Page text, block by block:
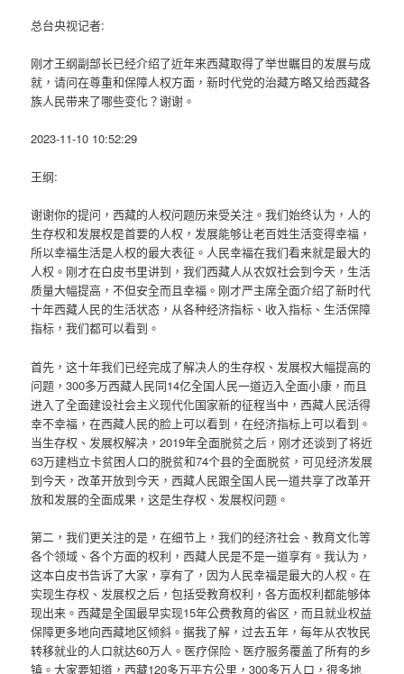
总台央视记者:
刚才王纲副部长已经介绍了近年来西藏取得了举世瞩目的发展与成
就，请问在尊重和保障人权方面，新时代党的治藏方略又给西藏各
族人民带来了哪些变化？谢谢。
2023-11-10 10:52:29
王纲:
谢谢你的提问，西藏的人权问题历来受关注。我们始终认为，人的
生存权和发展权是首要的人权，发展能够让老百姓生活变得幸福，
所以幸福生活是人权的最大表征。人民幸福在我们看来就是最大的
人权。刚才在白皮书里讲到，我们西藏人从农奴社会到今天，生活
质量大幅提高，不但安全而且幸福。刚才严主席全面介绍了新时代
十年西藏人民的生活状态，从各种经济指标、收入指标、生活保障
指标，我们都可以看到。
首先，这十年我们已经完成了解决人的生存权、发展权大幅提高的
问题，300多万西藏人民同14亿全国人民一道迈入全面小康，而且
进入了全面建设社会主义现代化国家新的征程当中，西藏人民活得
幸不幸福，在西藏人民的脸上可以看到，在经济指标上可以看到。
当生存权、发展权解决，2019年全面脱贫之后，刚才还谈到了将近
63万建档立卡贫困人口的脱贫和74个县的全面脱贫，可见经济发展
到今天，改革开放到今天，西藏人民跟全国人民一道共享了改革开
放和发展的全面成果，这是生存权、发展权问题。
第二，我们更关注的是，在细节上，我们的经济社会、教育文化等
各个领域、各个方面的权利，西藏人民是不是一道享有。我认为，
这本白皮书告诉了大家，享有了，因为人民幸福是最大的人权。在
实现生存权、发展权之后，包括受教育权利，各方面权利都能够体
现出来。西藏是全国最早实现15年公费教育的省区，而且就业权益
保障更多地向西藏地区倾斜。据我了解，过去五年，每年从农牧民
转移就业的人口就达60万人。医疗保险、医疗服务覆盖了所有的乡
镇。大家要知道，西藏120多万平方公里，300多万人口，很多地